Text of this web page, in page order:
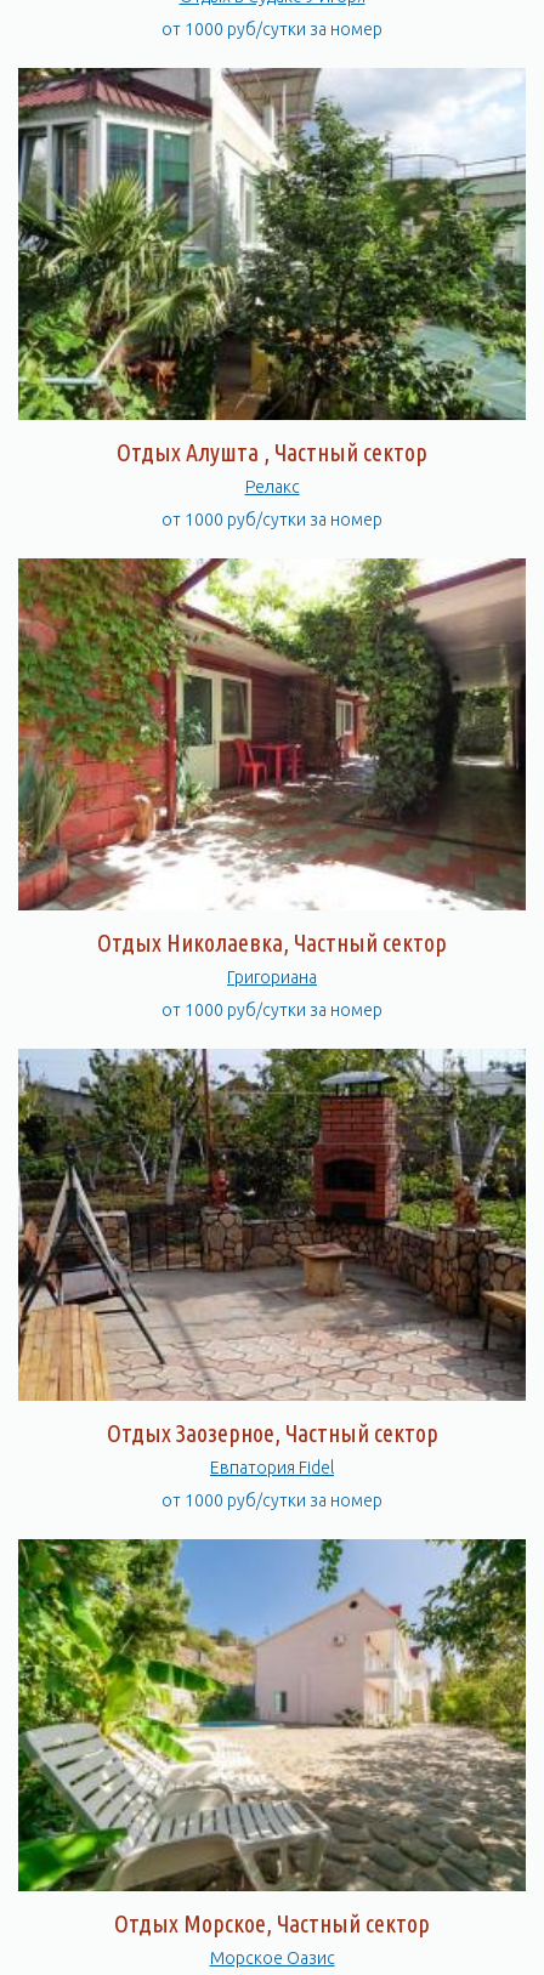
от 1000 руб/сутки за номер
Отдых Алушта , Частный сектор
Релакс
от 1000 руб/сутки за номер
Отдых Николаевка, Частный сектор
Григориана
от 1000 руб/сутки за номер
Отдых Заозерное, Частный сектор
Евпатория Fidel
от 1000 руб/сутки за номер
Отдых Морское, Частный сектор
Морское Оазис